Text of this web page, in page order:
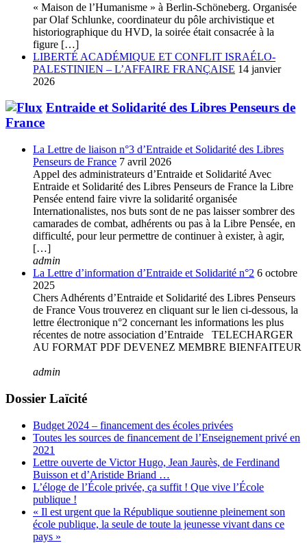
« Maison de l’Humanisme » à Berlin-Schöneberg. Organisée
par Olaf Schlunke, coordinateur du pôle archivistique et
historiographique du HVD, la soirée était consacrée à la
figure […]
LIBERTÉ ACADÉMIQUE ET CONFLIT ISRAÉLO-
PALESTINIEN – L’AFFAIRE FRANÇAISE 14 janvier
2026
Entraide et Solidarité des Libres Penseurs de
France
La Lettre de liaison n°3 d’Entraide et Solidarité des Libres
Penseurs de France 7 avril 2026
Appel des administrateurs d’Entraide et Solidarité Avec
Entraide et Solidarité des Libres Penseurs de France la Libre
Pensée entend faire vivre la solidarité organisée
Internationalistes, nos buts sont de ne pas laisser sombrer des
camarades de combat, adhérents ou pas à la Libre Pensée, en
difficulté, pour leur permettre de continuer à exister, à agir,
[…]
admin
La Lettre d’information d’Entraide et Solidarité n°2 6 octobre
2025
Chers Adhérents d’Entraide et Solidarité des Libres Penseurs
de France Vous trouverez en cliquant sur le lien ci-dessous, la
lettre électronique n°2 concernant les informations les plus
récentes de notre association d’Entraide TELECHARGER
AU FORMAT PDF DEVENEZ MEMBRE BIENFAITEUR
admin
Dossier Laïcité
Budget 2024 – financement des écoles privées
Toutes les sources de financement de l’Enseignement privé en
2021
Lettre ouverte de Victor Hugo, Jean Jaurès, de Ferdinand
Buisson et d’Aristide Briand …
L’éloge de l’École privée, ça suffit ! Que vive l’École
publique !
« Il est urgent que la République soutienne pleinement son
école publique, la seule de toute la jeunesse vivant dans ce
pays »